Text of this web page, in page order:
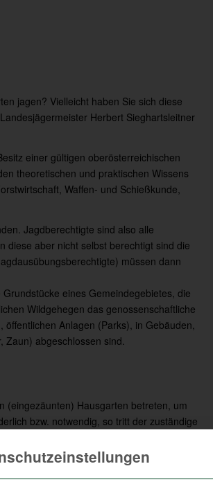
jagen? Vielleicht haben Sie sich diese
Herbert Sieghartsleitner
einer gültigen oberösterreichischen
theoretischen und praktischen Wissens
Waffen- und Schießkunde,
Jagdberechtigte sind also alle
diese aber nicht selbst berechtigt sind die
müssen dann
eines Gemeindegebietes, die
Wildgehegen das genossenschaftliche
Anlagen (Parks), in Gebäuden,
abgeschlossen sind.
(eingezäunten) Hausgarten betreten, um
bzw. notwendig, so tritt der zuständige
um zu einer gemeinsamen Lösung zu
übertreten werden, um darin zu jagen.